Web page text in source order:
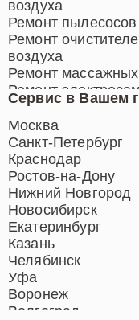
Сервис в Вашем
Москва
Санкт-Петербург
Краснодар
Ростов-на-Дону
Нижний Новгород
Новосибирск
Екатеринбург
Казань
Челябинск
Уфа
Воронеж
Волгоград
воздуха
Ремонт пылесосов
Ремонт
воздуха
Ремонт массажных
Ремонт
Ремонт
Ремонт роботов-
Ремонт
Ремонт
Ремонт
пылесосов